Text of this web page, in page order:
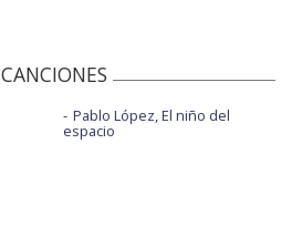
CANCIONES
Pablo López, El niño del
espacio